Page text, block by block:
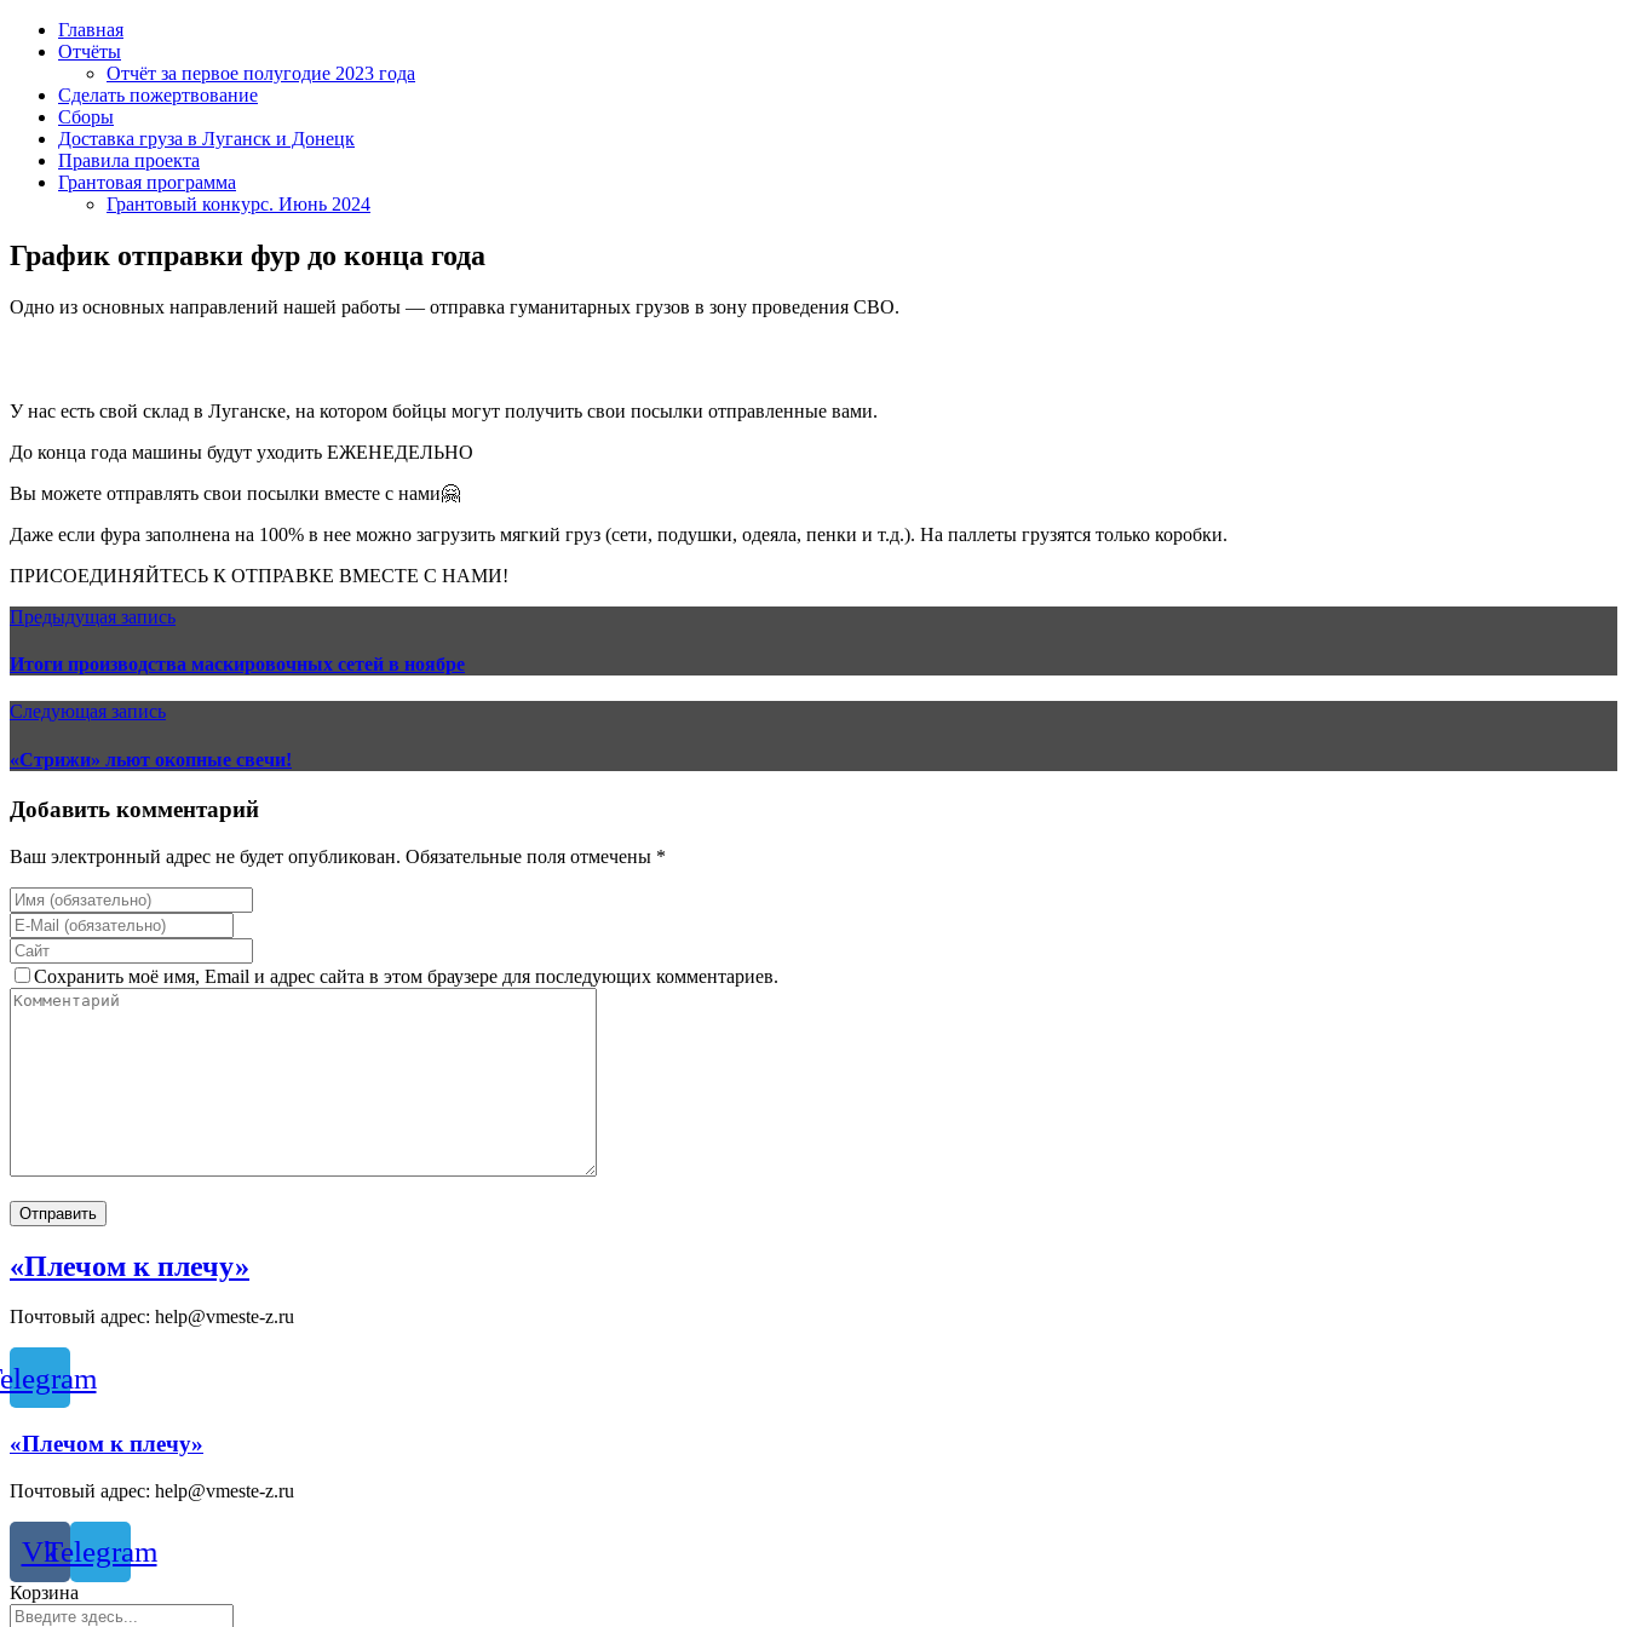
Главная
Отчёты
Отчёт за первое полугодие 2023 года
Сделать пожертвование
Сборы
Доставка груза в Луганск и Донецк
Правила проекта
Грантовая программа
Грантовый конкурс. Июнь 2024
График отправки фур до конца года
Одно из основных направлений нашей работы — отправка гуманитарных грузов в зону проведения СВО.
У нас есть свой склад в Луганске, на котором бойцы могут получить свои посылки отправленные вами.
До конца года машины будут уходить ЕЖЕНЕДЕЛЬНО
Вы можете отправлять свои посылки вместе с нами🤗
Даже если фура заполнена на 100% в нее можно загрузить мягкий груз (сети, подушки, одеяла, пенки и т.д.). На паллеты грузятся только коробки.
ПРИСОЕДИНЯЙТЕСЬ К ОТПРАВКЕ ВМЕСТЕ С НАМИ!
Предыдущая запись
Итоги производства маскировочных сетей в ноябре
Следующая запись
«Стрижи» льют окопные свечи!
Добавить комментарий
Ваш электронный адрес не будет опубликован. Обязательные поля отмечены *
Сохранить моё имя, Email и адрес сайта в этом браузере для последующих комментариев.
«Плечом к плечу»
Почтовый адрес: help@vmeste-z.ru
«Плечом к плечу»
Почтовый адрес: help@vmeste-z.ru
VkTelegram
Корзина